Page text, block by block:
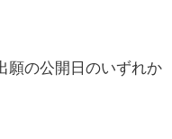
願の公開日のいずれか